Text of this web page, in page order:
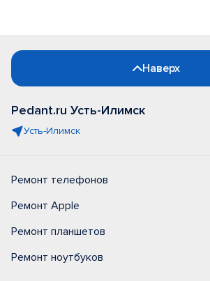
Наверх
Pedant.ru Усть-Илимск
Усть-Илимск
Ремонт телефонов
Ремонт Apple
Ремонт планшетов
Ремонт ноутбуков